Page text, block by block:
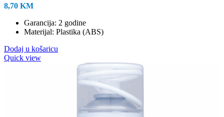
8,70 KM
Garancija: 2 godine
Materijal: Plastika (ABS)
Dodaj u košaricu
Quick view